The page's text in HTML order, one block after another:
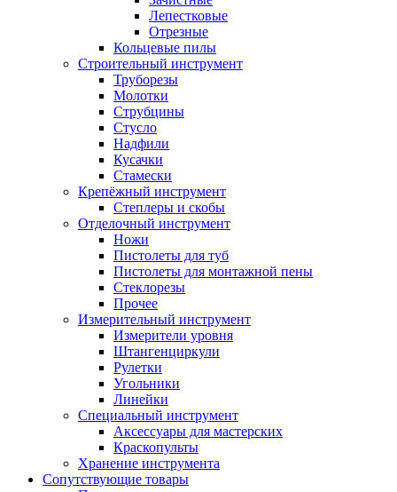
Лепестковые
Отрезные
Кольцевые пилы
Строительный инструмент
Труборезы
Молотки
Струбцины
Стусло
Надфили
Кусачки
Стамески
Крепёжный инструмент
Степлеры и скобы
Отделочный инструмент
Ножи
Пистолеты для туб
Пистолеты для монтажной пены
Стеклорезы
Прочее
Измерительный инструмент
Измерители уровня
Штангенциркули
Рулетки
Угольники
Линейки
Специальный инструмент
Аксессуары для мастерских
Краскопульты
Хранение инструмента
Сопутствующие товары